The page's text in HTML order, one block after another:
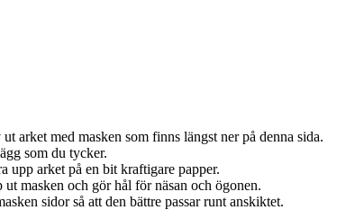
arket med masken som finns längst ner på denna sida.
som du tycker.
upp arket på en bit kraftigare papper.
masken och gör hål för näsan och ögonen.
sidor så att den bättre passar runt anskiktet.